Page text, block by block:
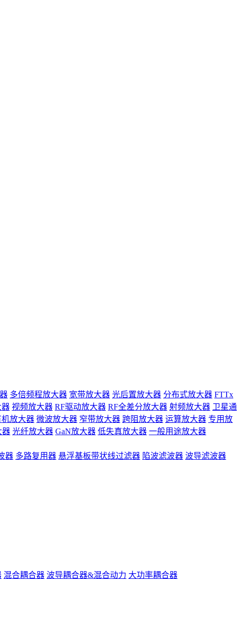
多倍频程放大器 宽带放大器 光后置放大器 分布式放大器 FTTx
器 视频放大器 RF驱动放大器 RF全差分放大器 射频放大器 卫星通
机放大器 微波放大器 窄带放大器 跨阻放大器 运算放大器 专用放
器 光纤放大器 GaN放大器 低失真放大器 一般用途放大器
器 多路复用器 悬浮基板带状线过滤器 陷波滤波器 波导滤波器
混合耦合器 波导耦合器&混合动力 大功率耦合器